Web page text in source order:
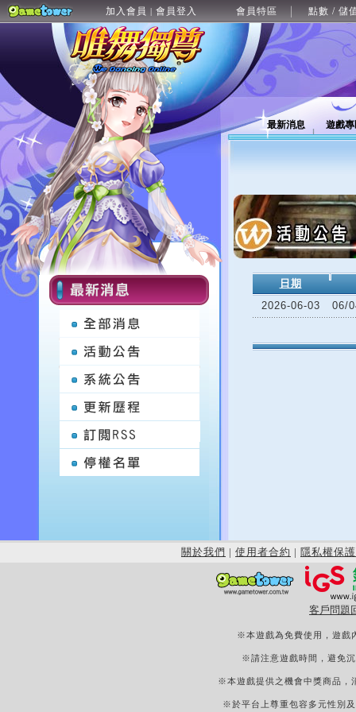
加入會員 | 會員登入 會員特區 點數 / 儲
最新消息 遊戲
日期
2026-06-03
06/
關於我們 | 使用者合約 | 隱私權保護
客戶問題
※本遊戲為免費使用，遊戲
※請注意遊戲時間，避免
※本遊戲提供之機會中獎商品，
※於平台上尊重包容多元性別